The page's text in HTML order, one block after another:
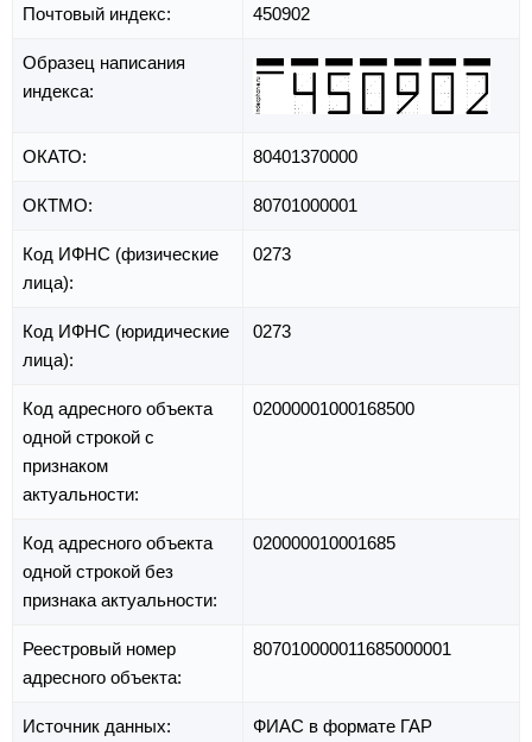
Почтовый индекс: 450902
Образец написания
индекса:
ОКАТО: 80401370000
ОКТМО: 80701000001
Код ИФНС (физические
лица):
0273
Код ИФНС (юридические
лица):
0273
Код адресного объекта
одной строкой с
признаком
актуальности:
02000001000168500
Код адресного объекта
одной строкой без
признака актуальности:
020000010001685
Реестровый номер
адресного объекта:
807010000011685000001
Источник данных: ФИАС в формате ГАР